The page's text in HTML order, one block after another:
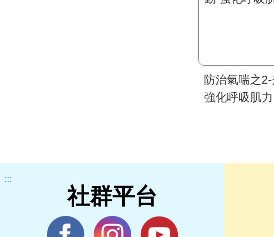
防治氣喘之
強化呼吸肌力
:::
社群平台